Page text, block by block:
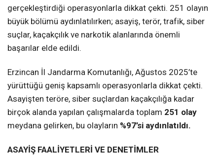
gerçekleştirdiği operasyonlarla dikkat çekti. 251 olayın
büyük bölümü aydınlatılırken; asayiş, terör, trafik, siber
suçlar, kaçakçılık ve narkotik alanlarında önemli
başarılar elde edildi.
Erzincan İl Jandarma Komutanlığı, Ağustos 2025’te
yürüttüğü geniş kapsamlı operasyonlarla dikkat çekti.
Asayişten teröre, siber suçlardan kaçakçılığa kadar
birçok alanda yapılan çalışmalarda toplam 251 olay
meydana gelirken, bu olayların %97’si aydınlatıldı.
ASAYİŞ FAALİYETLERİ VE DENETİMLER